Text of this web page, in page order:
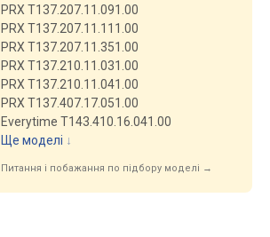
PRX T137.207.11.091.00
PRX T137.207.11.111.00
PRX T137.207.11.351.00
PRX T137.210.11.031.00
PRX T137.210.11.041.00
PRX T137.407.17.051.00
Everytime T143.410.16.041.00
Ще моделі ↓
Питання і побажання по підбору моделі →